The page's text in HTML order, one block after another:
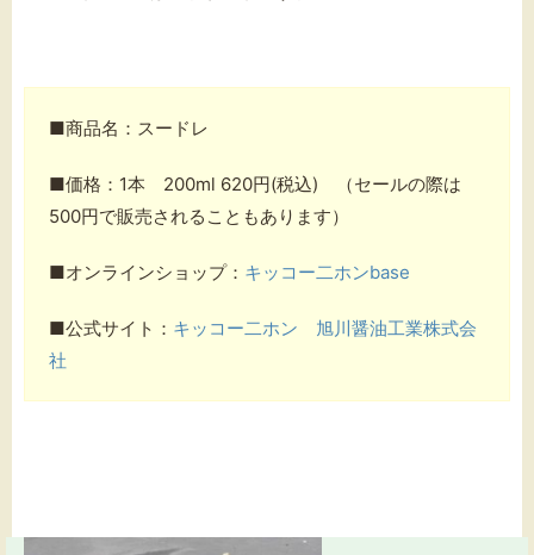
■商品名：スードレ
■価格：1本 200ml 620円(税込) （セールの際は
500円で販売されることもあります）
■オンラインショップ： キッコー二ホンbase
■公式サイト： キッコー二ホン 旭川醤油工業株式会
社